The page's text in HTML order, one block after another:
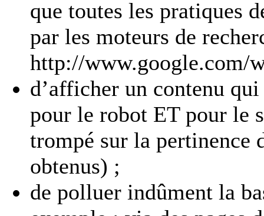
que toutes les pratiques
par les moteurs de
http://www.google.com/
d’afficher un contenu
pour le robot ET pour le
trompé sur la pertinence
obtenus) ;
de polluer indûment la